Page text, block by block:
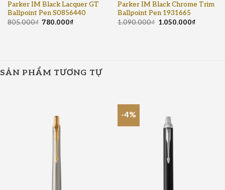
Parker IM Black Lacquer GT
Ballpoint Pen S0856440
805.000₫ 780.000₫
Parker IM Black Chrome Trim
Ballpoint Pen 1931665
1.090.000₫ 1.050.000₫
SẢN PHẨM TƯƠNG TỰ
-4%